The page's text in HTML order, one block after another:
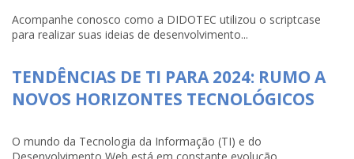
Acompanhe conosco como a DIDOTEC utilizou o scriptcase
para realizar suas ideias de desenvolvimento...
TENDÊNCIAS DE TI PARA 2024: RUMO A
NOVOS HORIZONTES TECNOLÓGICOS
O mundo da Tecnologia da Informação (TI) e do